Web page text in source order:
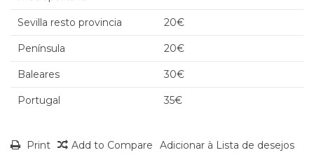
Sevilla resto provincia 20€
Península 20€
Baleares 30€
Portugal 35€
Print Add to Compare Adicionar à Lista de desejos